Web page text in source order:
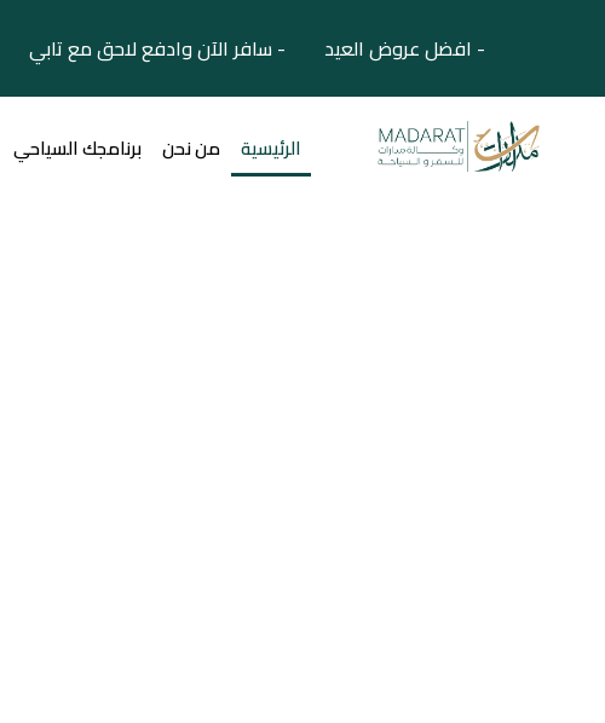
- افضل عروض العيد - سافر الآن وادفع لاحق مع تابي -
الرئيسية من نحن برنامجك السياحي